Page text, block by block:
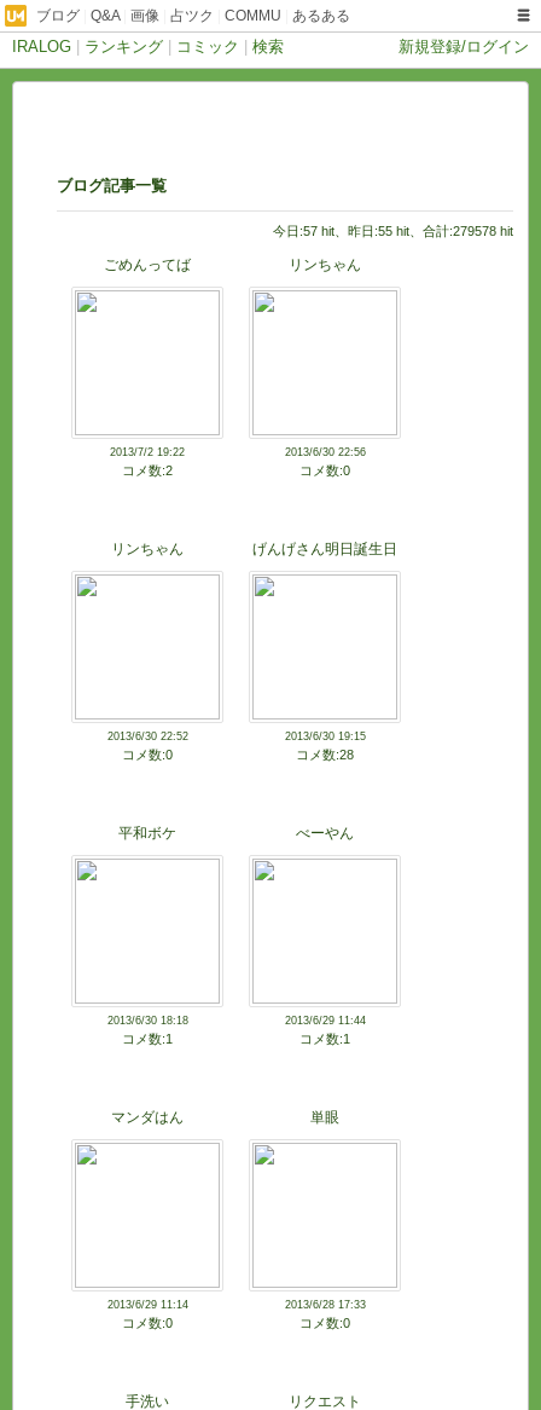
ブログ Q&A| 画像 占ツク COMMU あるある
IRALOG ランキング コミック 検索 新規登録/ログイン
ブログ記事一覧
今日:57 hit、昨日:55 hit、合計:279578 hit
ごめんってば
2013/7/2 19:22
コメ数:2
リンちゃん
2013/6/30 22:56
コメ数:0
リンちゃん
2013/6/30 22:52
コメ数:0
げんげさん明日誕生日
2013/6/30 19:15
コメ数:28
平和ボケ
2013/6/30 18:18
コメ数:1
べーやん
2013/6/29 11:44
コメ数:1
マンダはん
2013/6/29 11:14
コメ数:0
単眼
2013/6/28 17:33
コメ数:0
手洗い リクエスト